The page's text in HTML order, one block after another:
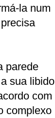
la num
parede
sua libido
com
complexo